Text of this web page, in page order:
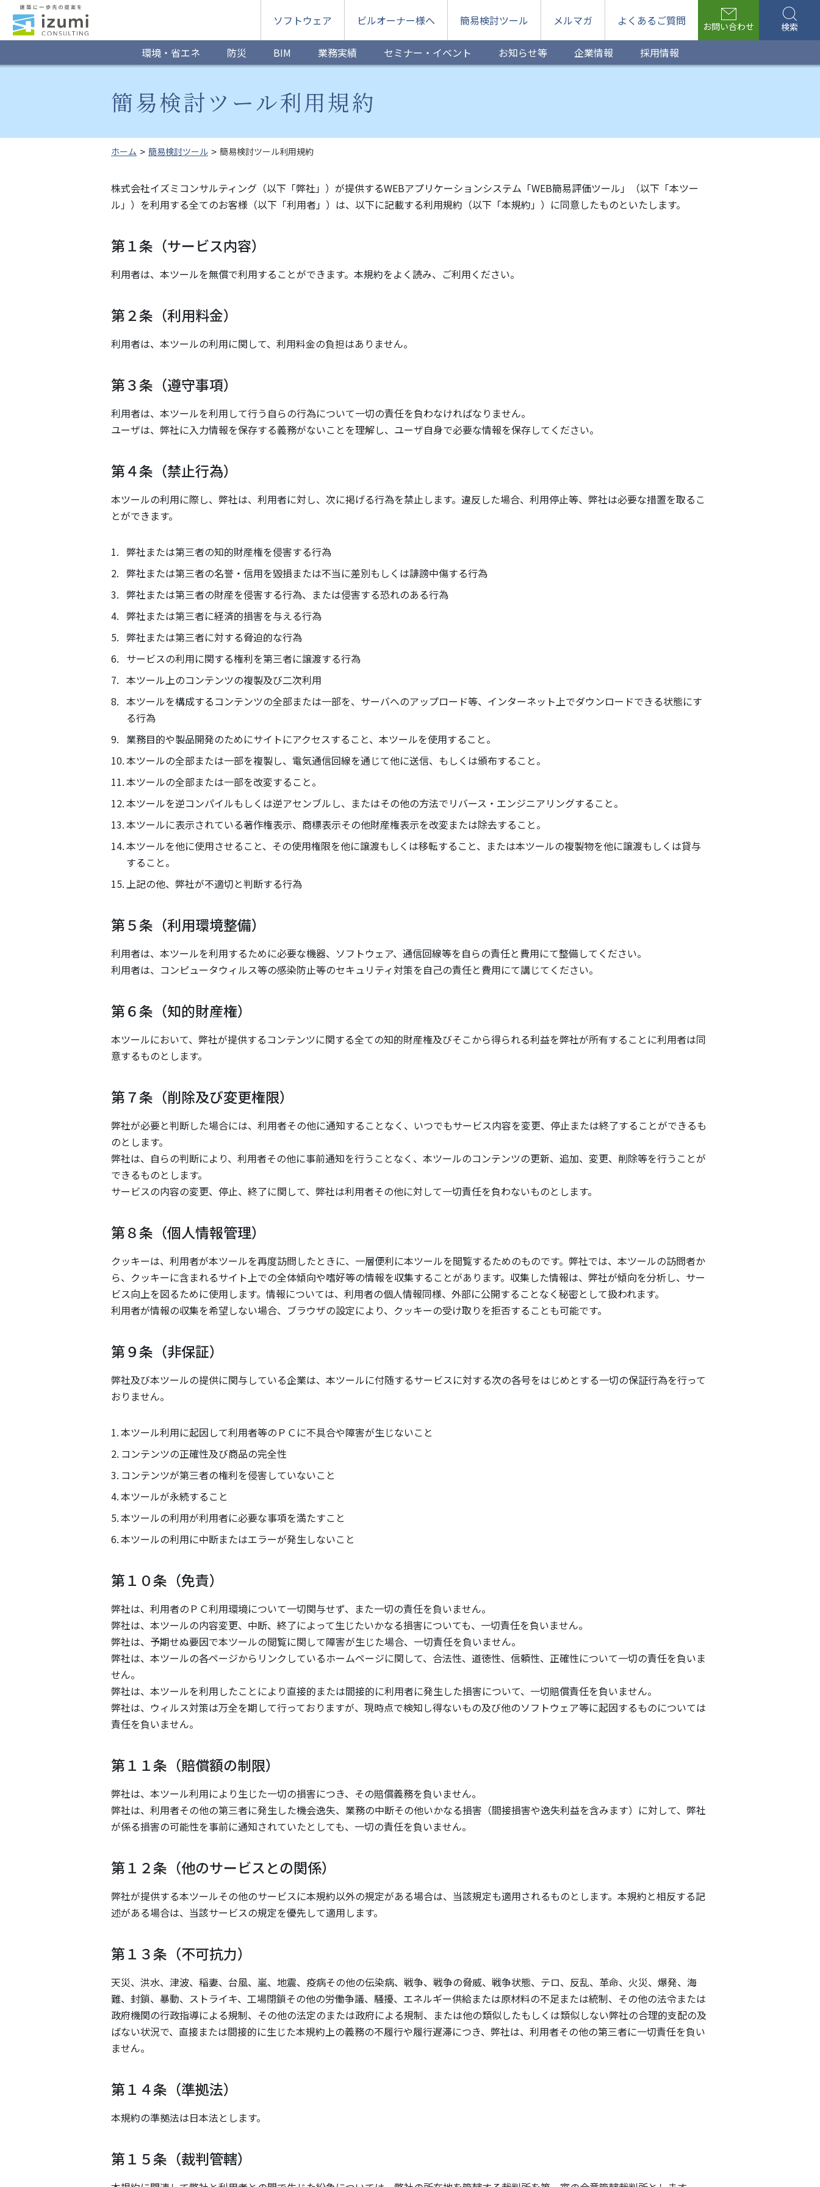
グ
ロ
ー
ソフトウェア ビルオーナー様へ 簡易検討ツール メルマガ よくあるご質問 お問い合わせ 検索
環境・省エネ 防災 BIM 業務実績 セミナー・イベント お知らせ等 企業情報 採用情報
簡易検討ツール利用規約
ホーム 簡易検討ツール 簡易検討ツール利用規約
株式会社イズミコンサルティング（以下「弊社」）が提供するWEBアプリケーションシステム「WEB簡易評価ツール」（以下「本ツー
ル」）を利用する全てのお客様（以下「利用者」）は、以下に記載する利用規約（以下「本規約」）に同意したものといたします。
第１条（サービス内容）
利用者は、本ツールを無償で利用することができます。本規約をよく読み、ご利用ください。
第２条（利用料金）
利用者は、本ツールの利用に関して、利用料金の負担はありません。
第３条（遵守事項）
利用者は、本ツールを利用して行う自らの行為について一切の責任を負わなければなりません。
ユーザは、弊社に入力情報を保存する義務がないことを理解し、ユーザ自身で必要な情報を保存してください。
第４条（禁止行為）
本ツールの利用に際し、弊社は、利用者に対し、次に掲げる行為を禁止します。違反した場合、利用停止等、弊社は必要な措置を取るこ
とができます。
弊社または第三者の知的財産権を侵害する行為
弊社または第三者の名誉・信用を毀損または不当に差別もしくは誹謗中傷する行為
弊社または第三者の財産を侵害する行為、または侵害する恐れのある行為
弊社または第三者に経済的損害を与える行為
弊社または第三者に対する脅迫的な行為
サービスの利用に関する権利を第三者に譲渡する行為
本ツール上のコンテンツの複製及び二次利用
本ツールを構成するコンテンツの全部または一部を、サーバへのアップロード等、インターネット上でダウンロードできる状態にす
る行為
業務目的や製品開発のためにサイトにアクセスすること、本ツールを使用すること。
本ツールの全部または一部を複製し、電気通信回線を通じて他に送信、もしくは頒布すること。
本ツールの全部または一部を改変すること。
本ツールを逆コンパイルもしくは逆アセンブルし、またはその他の方法でリバース・エンジニアリングすること。
本ツールに表示されている著作権表示、商標表示その他財産権表示を改変または除去すること。
本ツールを他に使用させること、その使用権限を他に譲渡もしくは移転すること、または本ツールの複製物を他に譲渡もしくは貸与
すること。
上記の他、弊社が不適切と判断する行為
第５条（利用環境整備）
利用者は、本ツールを利用するために必要な機器、ソフトウェア、通信回線等を自らの責任と費用にて整備してください。
利用者は、コンピュータウィルス等の感染防止等のセキュリティ対策を自己の責任と費用にて講じてください。
第６条（知的財産権）
本ツールにおいて、弊社が提供するコンテンツに関する全ての知的財産権及びそこから得られる利益を弊社が所有することに利用者は同
意するものとします。
第７条（削除及び変更権限）
弊社が必要と判断した場合には、利用者その他に通知することなく、いつでもサービス内容を変更、停止または終了することができるも
のとします。
弊社は、自らの判断により、利用者その他に事前通知を行うことなく、本ツールのコンテンツの更新、追加、変更、削除等を行うことが
できるものとします。
サービスの内容の変更、停止、終了に関して、弊社は利用者その他に対して一切責任を負わないものとします。
第８条（個人情報管理）
クッキーは、利用者が本ツールを再度訪問したときに、一層便利に本ツールを閲覧するためのものです。弊社では、本ツールの訪問者か
ら、クッキーに含まれるサイト上での全体傾向や嗜好等の情報を収集することがあります。収集した情報は、弊社が傾向を分析し、サー
ビス向上を図るために使用します。情報については、利用者の個人情報同様、外部に公開することなく秘密として扱われます。
利用者が情報の収集を希望しない場合、ブラウザの設定により、クッキーの受け取りを拒否することも可能です。
第９条（非保証）
弊社及び本ツールの提供に関与している企業は、本ツールに付随するサービスに対する次の各号をはじめとする一切の保証行為を行って
おりません。
本ツール利用に起因して利用者等のＰＣに不具合や障害が生じないこと
コンテンツの正確性及び商品の完全性
コンテンツが第三者の権利を侵害していないこと
本ツールが永続すること
本ツールの利用が利用者に必要な事項を満たすこと
本ツールの利用に中断またはエラーが発生しないこと
第１０条（免責）
弊社は、利用者のＰＣ利用環境について一切関与せず、また一切の責任を負いません。
弊社は、本ツールの内容変更、中断、終了によって生じたいかなる損害についても、一切責任を負いません。
弊社は、予期せぬ要因で本ツールの閲覧に関して障害が生じた場合、一切責任を負いません。
弊社は、本ツールの各ページからリンクしているホームページに関して、合法性、道徳性、信頼性、正確性について一切の責任を負いま
せん。
弊社は、本ツールを利用したことにより直接的または間接的に利用者に発生した損害について、一切賠償責任を負いません。
弊社は、ウィルス対策は万全を期して行っておりますが、現時点で検知し得ないもの及び他のソフトウェア等に起因するものについては
責任を負いません。
第１１条（賠償額の制限）
弊社は、本ツール利用により生じた一切の損害につき、その賠償義務を負いません。
弊社は、利用者その他の第三者に発生した機会逸失、業務の中断その他いかなる損害（間接損害や逸失利益を含みます）に対して、弊社
が係る損害の可能性を事前に通知されていたとしても、一切の責任を負いません。
第１２条（他のサービスとの関係）
弊社が提供する本ツールその他のサービスに本規約以外の規定がある場合は、当該規定も適用されるものとします。本規約と相反する記
述がある場合は、当該サービスの規定を優先して適用します。
第１３条（不可抗力）
天災、洪水、津波、稲妻、台風、嵐、地震、疫病その他の伝染病、戦争、戦争の脅威、戦争状態、テロ、反乱、革命、火災、爆発、海
難、封鎖、暴動、ストライキ、工場閉鎖その他の労働争議、騒擾、エネルギー供給または原材料の不足または統制、その他の法令または
政府機関の行政指導による規制、その他の法定のまたは政府による規制、または他の類似したもしくは類似しない弊社の合理的支配の及
ばない状況で、直接または間接的に生じた本規約上の義務の不履行や履行遅滞につき、弊社は、利用者その他の第三者に一切責任を負い
ません。
第１４条（準拠法）
本規約の準拠法は日本法とします。
第１５条（裁判管轄）